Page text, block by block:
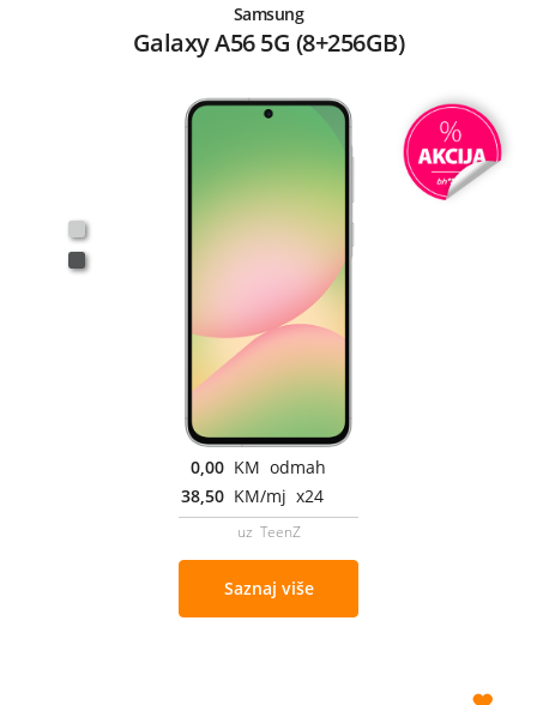
Samsung
Galaxy A56 5G (8+256GB)
0,00 KM odmah
38,50 KM/mj x24
uz TeenZ
Saznaj više